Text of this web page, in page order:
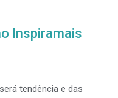
Inspiramais
tendência e das